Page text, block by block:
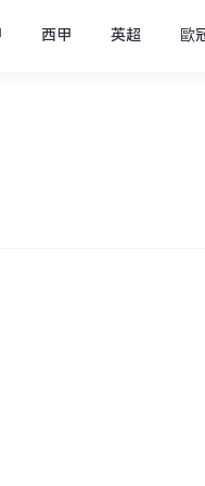
西甲 英超 歐